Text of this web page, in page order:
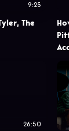
9:25
The
26:50